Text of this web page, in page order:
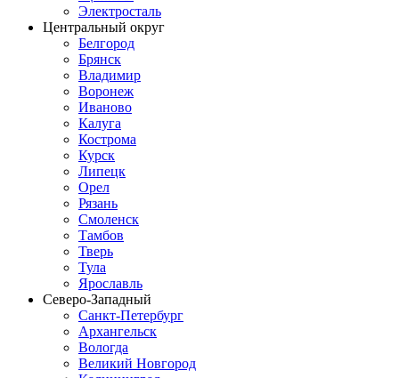
Электросталь
Центральный округ
Белгород
Брянск
Владимир
Воронеж
Иваново
Калуга
Кострома
Курск
Липецк
Орел
Рязань
Смоленск
Тамбов
Тверь
Тула
Ярославль
Северо-Западный
Санкт-Петербург
Архангельск
Вологда
Великий Новгород